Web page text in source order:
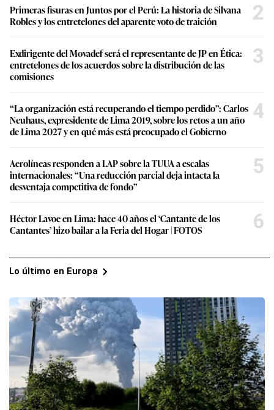
Primeras fisuras en Juntos por el Perú: La historia de Silvana
Robles y los entretelones del aparente voto de traición
2
Exdirigente del Movadef será el representante de JP en Ética:
entretelones de los acuerdos sobre la distribución de las
comisiones
3
“La organización está recuperando el tiempo perdido”: Carlos
Neuhaus, expresidente de Lima 2019, sobre los retos a un año
de Lima 2027 y en qué más está preocupado el Gobierno
4
Aerolíneas responden a LAP sobre la TUUA a escalas
internacionales: “Una reducción parcial deja intacta la
desventaja competitiva de fondo”
5
Héctor Lavoe en Lima: hace 40 años el ‘Cantante de los
Cantantes’ hizo bailar a la Feria del Hogar | FOTOS
6
Lo último en Europa